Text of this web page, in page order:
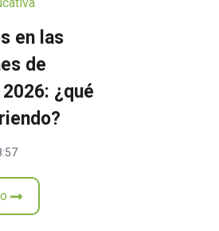
en las
de
¿qué